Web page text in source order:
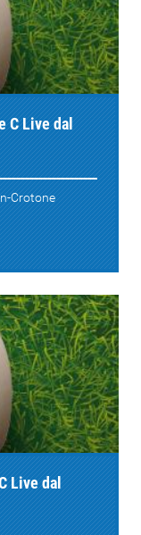
C Live dal
Crotone
Live dal